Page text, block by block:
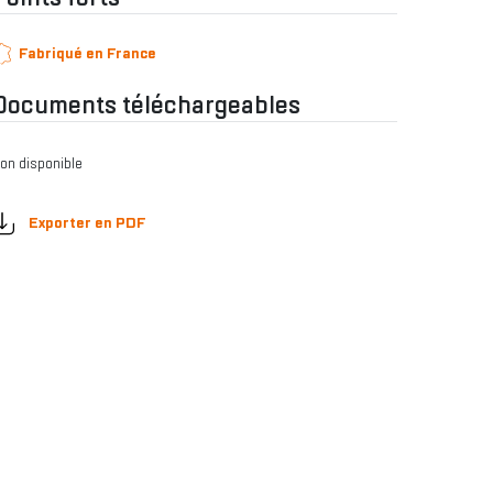
Fabriqué en France
téléchargeables
disponible
Exporter en PDF